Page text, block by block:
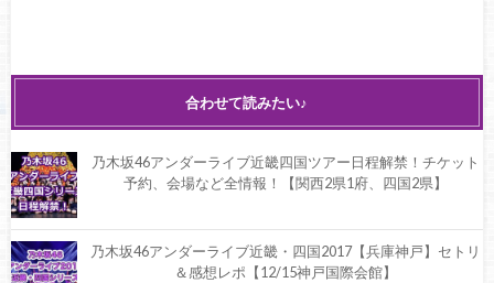
合わせて読みたい♪
乃木坂46アンダーライブ近畿四国ツアー日程解禁！チケット
予約、会場など全情報！【関西2県1府、四国2県】
乃木坂46アンダーライブ近畿・四国2017【兵庫神戸】セトリ
＆感想レポ【12/15神戸国際会館】